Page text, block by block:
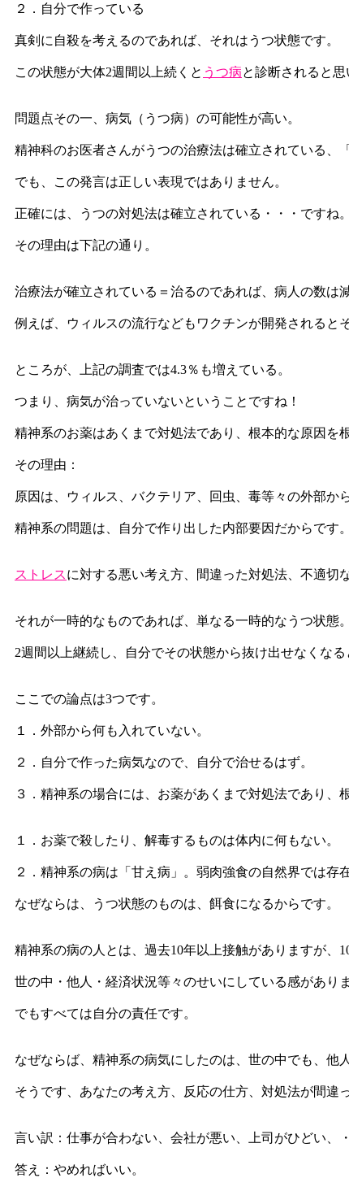
２．自分で作っている
真剣に自殺を考えるのであれば、それはうつ状態です。
この状態が大体2週間以上続くと うつ病と診断されると思
問題点その一、病気（うつ病）の可能性が高い。
精神科のお医者さんがうつの治療法は確立されている、
でも、この発言は正しい表現ではありません。
正確には、うつの対処法は確立されている・・・ですね。
その理由は下記の通り。
治療法が確立されている＝治るのであれば、病人の数は
例えば、ウィルスの流行などもワクチンが開発されると
ところが、上記の調査では4.3％も増えている。
つまり、病気が治っていないということですね！
精神系のお薬はあくまで対処法であり、根本的な原因を
その理由：
原因は、ウィルス、バクテリア、回虫、毒等々の外部か
精神系の問題は、自分で作り出した内部要因だからです。
ストレスに対する悪い考え方、間違った対処法、不適切
それが一時的なものであれば、単なる一時的なうつ状態。
2週間以上継続し、自分でその状態から抜け出せなくな
ここでの論点は3つです。
１．外部から何も入れていない。
２．自分で作った病気なので、自分で治せるはず。
３．精神系の場合には、お薬があくまで対処法であり、
１．お薬で殺したり、解毒するものは体内に何もない。
２．精神系の病は「甘え病」。弱肉強食の自然界では存
なぜならは、うつ状態のものは、餌食になるからです。
精神系の病の人とは、過去10年以上接触がありますが、
世の中・他人・経済状況等々のせいにしている感がありま
でもすべては自分の責任です。
なぜならば、精神系の病気にしたのは、世の中でも、他
そうです、あなたの考え方、反応の仕方、対処法が間違
言い訳：仕事が合わない、会社が悪い、上司がひどい、・
答え：やめればいい。